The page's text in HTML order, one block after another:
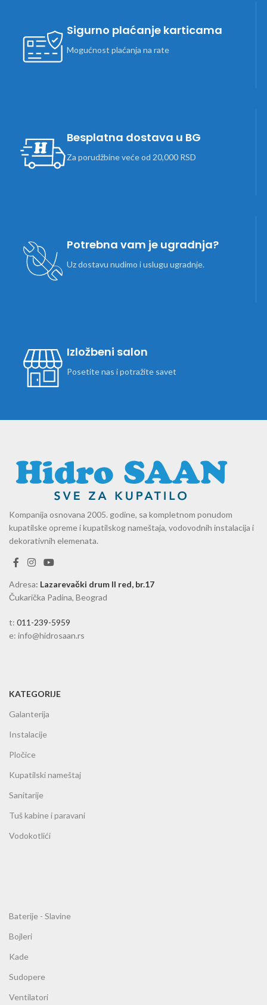
Sigurno plaćanje karticama
Mogućnost plaćanja na rate
Besplatna dostava u BG
Za porudžbine veće od 20,000 RSD
Potrebna vam je ugradnja?
Uz dostavu nudimo i uslugu ugradnje.
Izložbeni salon
Posetite nas i potražite savet
Kompanija osnovana 2005. godine, sa kompletnom ponudom
kupatilske opreme i kupatilskog nameštaja, vodovodnih instalacija i
dekorativnih elemenata.
Adresa: Lazarevački drum II red, br.17
Čukarička Padina, Beograd
t: 011-239-5959
e: info@hidrosaan.rs
KATEGORIJE
Galanterija
Instalacije
Pločice
Kupatilski nameštaj
Sanitarije
Tuš kabine i paravani
Vodokotlići
Baterije - Slavine
Bojleri
Kade
Sudopere
Ventilatori